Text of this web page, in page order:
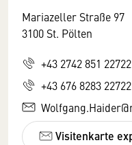
Mariazeller Straße 97
3100 St. Pölten
+43 2742 851 22722
+43 676 8283 22722
Visitenkarte